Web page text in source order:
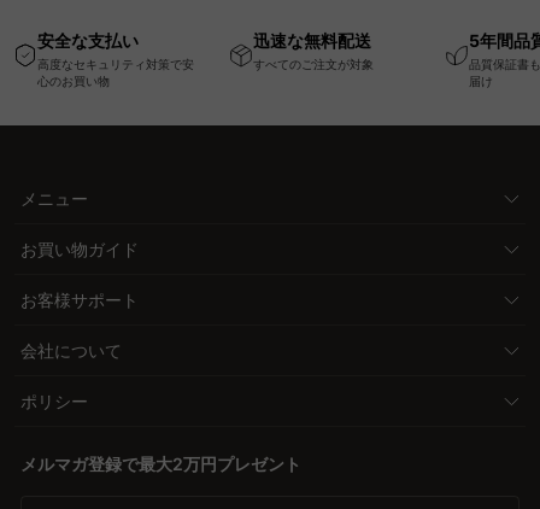
ー機能搭載ワークデス
ク
ァ
安全な支払い
高度なセキュリティ対策で安
心のお買い物
迅速な無料配送
すべてのご注文が対象
5年間品
品質保証書
届け
メニュー
お買い物ガイド
お客様サポート
会社について
ポリシー
メルマガ登録で最大2万円プレゼント